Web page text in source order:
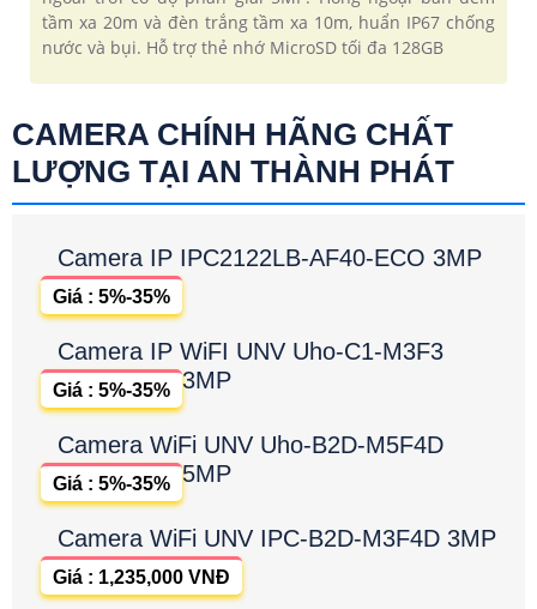
tầm xa 20m và đèn trắng tầm xa 10m, huẩn IP67 chống
nước và bụi. Hỗ trợ thẻ nhớ MicroSD tối đa 128GB
CAMERA CHÍNH HÃNG CHẤT
LƯỢNG TẠI AN THÀNH PHÁT
Camera IP IPC2122LB-AF40-ECO 3MP
Giá : 5%-35%
Camera IP WiFI UNV Uho-C1-M3F3
3MP
Giá : 5%-35%
Camera WiFi UNV Uho-B2D-M5F4D
5MP
Giá : 5%-35%
Camera WiFi UNV IPC-B2D-M3F4D 3MP
Giá : 1,235,000 VNĐ